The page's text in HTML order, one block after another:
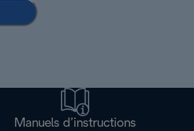
Manuels d’instructions